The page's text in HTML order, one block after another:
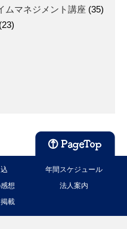
ムマネジメント講座 (35)
(23)
年間スケジュール
想
法人案内
載